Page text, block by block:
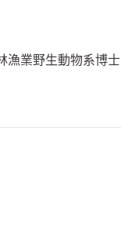
漁業野生動物系博士